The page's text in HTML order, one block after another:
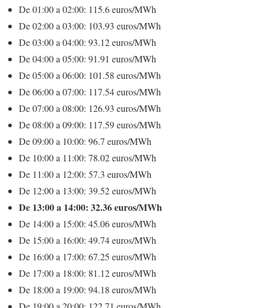
De 01:00 a 02:00: 115.6 euros/MWh
De 02:00 a 03:00: 103.93 euros/MWh
De 03:00 a 04:00: 93.12 euros/MWh
De 04:00 a 05:00: 91.91 euros/MWh
De 05:00 a 06:00: 101.58 euros/MWh
De 06:00 a 07:00: 117.54 euros/MWh
De 07:00 a 08:00: 126.93 euros/MWh
De 08:00 a 09:00: 117.59 euros/MWh
De 09:00 a 10:00: 96.7 euros/MWh
De 10:00 a 11:00: 78.02 euros/MWh
De 11:00 a 12:00: 57.3 euros/MWh
De 12:00 a 13:00: 39.52 euros/MWh
De 13:00 a 14:00: 32.36 euros/MWh
De 14:00 a 15:00: 45.06 euros/MWh
De 15:00 a 16:00: 49.74 euros/MWh
De 16:00 a 17:00: 67.25 euros/MWh
De 17:00 a 18:00: 81.12 euros/MWh
De 18:00 a 19:00: 94.18 euros/MWh